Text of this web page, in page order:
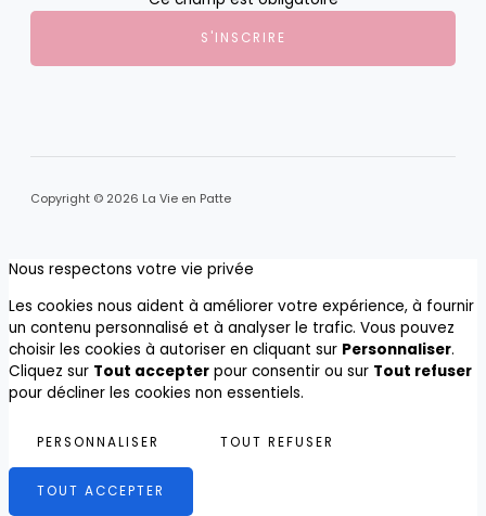
S'INSCRIRE
Copyright © 2026 La Vie en Patte
Nous respectons votre vie privée
Les cookies nous aident à améliorer votre expérience, à fournir
un contenu personnalisé et à analyser le trafic. Vous pouvez
choisir les cookies à autoriser en cliquant sur Personnaliser.
Cliquez sur Tout accepter pour consentir ou sur Tout refuser
pour décliner les cookies non essentiels.
PERSONNALISER TOUT REFUSER
TOUT ACCEPTER